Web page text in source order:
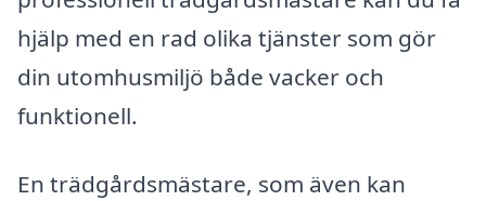
hjälp med en rad olika tjänster som gör
din utomhusmiljö både vacker och
funktionell.
En trädgårdsmästare, som även kan